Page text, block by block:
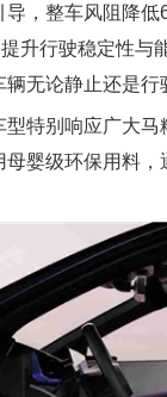
导，整车风阻降
升行驶稳定性与
无论静止还是行
型特别响应广大
母婴级环保用料